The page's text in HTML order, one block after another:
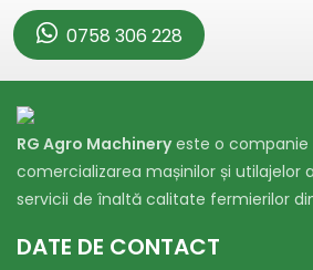
0758 306 228
RG Agro Machineryeste o companie
comercializarea mașinilor și utilajelor
servicii de înaltă calitate fermierilor
DATE DE CONTACT